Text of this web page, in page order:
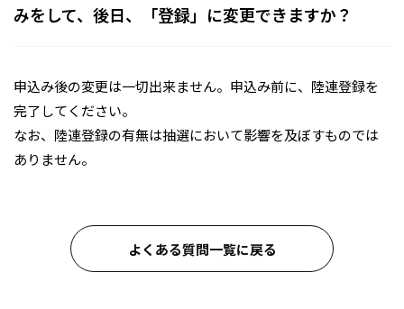
みをして、後日、「登録」に変更できますか？
申込み後の変更は一切出来ません。申込み前に、陸連登録を
完了してください。
なお、陸連登録の有無は抽選において影響を及ぼすものでは
ありません。
よくある質問一覧に戻る